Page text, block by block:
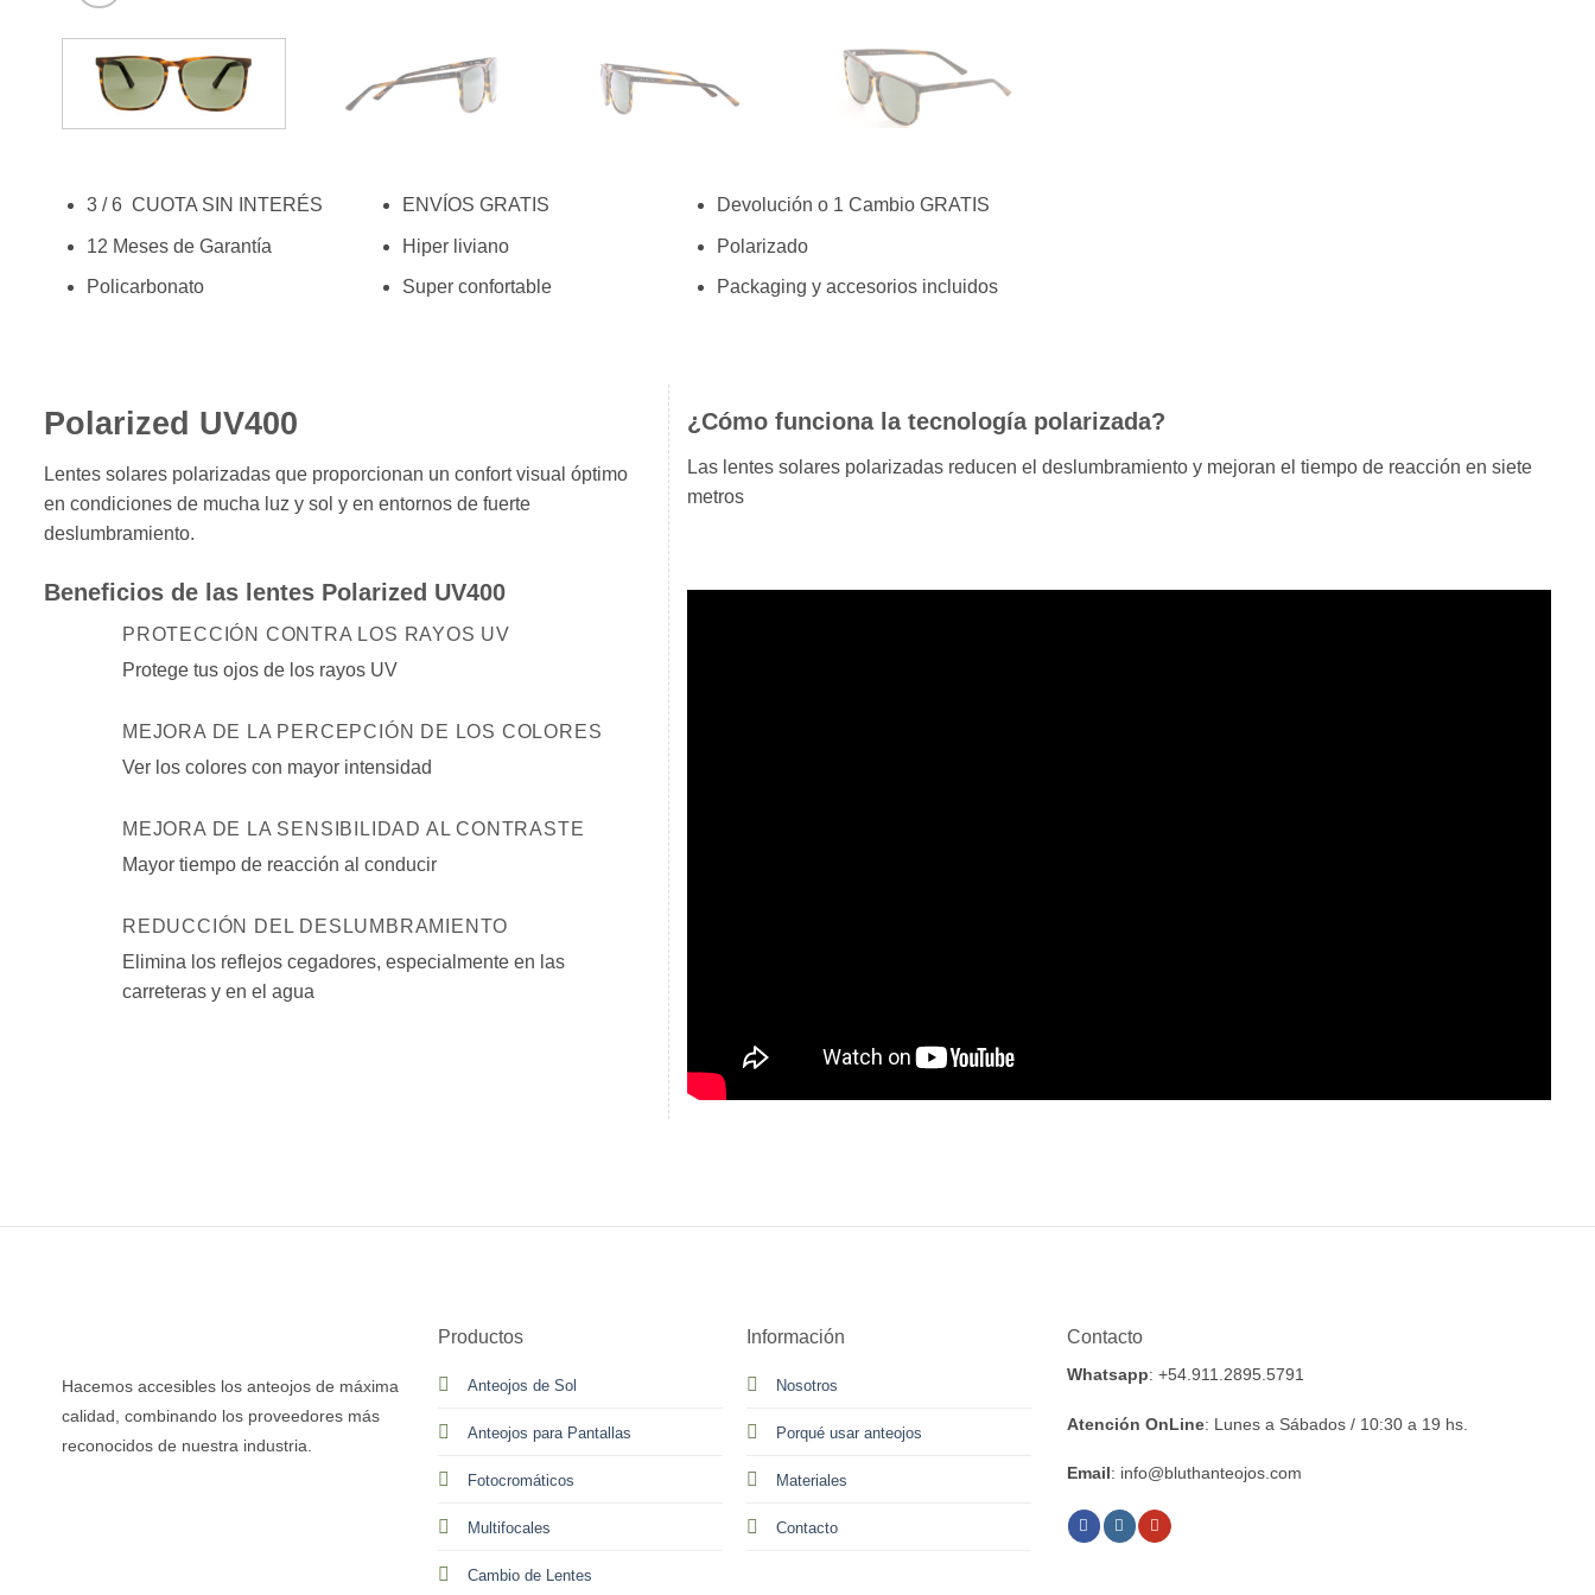
3 / 6 CUOTA SIN INTERÉS ENVÍOS GRATIS Devolución o 1 Cambio GRATIS
12 Meses de Garantía Hiper liviano Polarizado
Policarbonato Super confortable Packaging y accesorios incluidos
Polarized UV400
Lentes solares polarizadas que proporcionan un confort visual óptimo
en condiciones de mucha luz y sol y en entornos de fuerte
deslumbramiento.
Beneficios de las lentes Polarized UV400
PROTECCIÓN CONTRA LOS RAYOS UV
Protege tus ojos de los rayos UV
MEJORA DE LA PERCEPCIÓN DE LOS COLORES
Ver los colores con mayor intensidad
MEJORA DE LA SENSIBILIDAD AL CONTRASTE
Mayor tiempo de reacción al conducir
REDUCCIÓN DEL DESLUMBRAMIENTO
Elimina los reflejos cegadores, especialmente en las
carreteras y en el agua
¿Cómo funciona la tecnología polarizada?
Las lentes solares polarizadas reducen el deslumbramiento y mejoran el tiempo de reacción en siete
metros
Hacemos accesibles los anteojos de máxima
calidad, combinando los proveedores más
reconocidos de nuestra industria.
Productos
Anteojos de Sol
Anteojos para Pantallas
Fotocromáticos
Multifocales
Cambio de Lentes
Información
Nosotros
Porqué usar anteojos
Materiales
Contacto
Contacto
Whatsapp: +54.911.2895.5791
Atención OnLine: Lunes a Sábados / 10:30 a 19 hs.
Email: info@bluthanteojos.com